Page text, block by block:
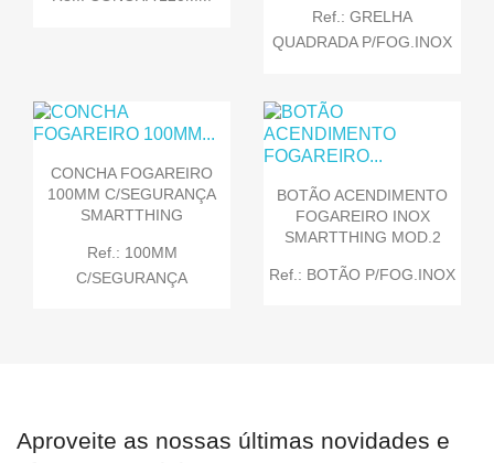
Ref.: GRELHA
QUADRADA P/FOG.INOX
CONCHA FOGAREIRO
100MM C/SEGURANÇA
SMARTTHING
Ref.: 100MM
C/SEGURANÇA
BOTÃO ACENDIMENTO
FOGAREIRO INOX
SMARTTHING MOD.2
Ref.: BOTÃO P/FOG.INOX
Aproveite as nossas últimas novidades e